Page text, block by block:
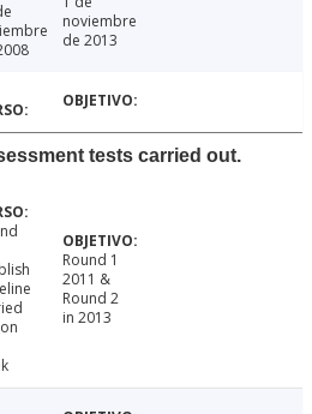
noviembre
de 2013
tests carried out.
Round 1
2011 &
Round 2
in 2013